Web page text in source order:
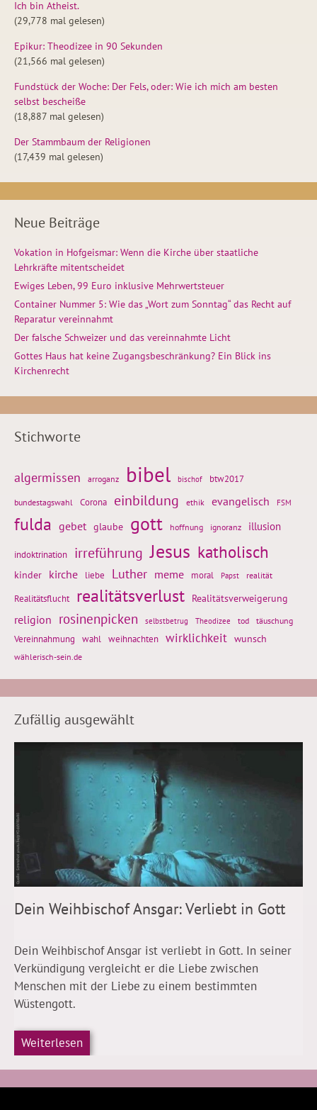
Ich bin Atheist.
(29,778 mal gelesen)
Epikur: Theodizee in 90 Sekunden
(21,566 mal gelesen)
Fundstück der Woche: Der Fels, oder: Wie ich mich am besten
selbst bescheiße
(18,887 mal gelesen)
Der Stammbaum der Religionen
(17,439 mal gelesen)
Neue Beiträge
Vokation in Hofgeismar: Wenn die Kirche über staatliche
Lehrkräfte mitentscheidet
Ewiges Leben, 99 Euro inklusive Mehrwertsteuer
Container Nummer 5: Wie das „Wort zum Sonntag“ das Recht auf
Reparatur vereinnahmt
Der falsche Schweizer und das vereinnahmte Licht
Gottes Haus hat keine Zugangsbeschränkung? Ein Blick ins
Kirchenrecht
Stichworte
algermissen arroganz bibel bischof btw2017
bundestagswahl Corona einbildung ethik evangelisch FSM
fulda gebet glaube gott hoffnung ignoranz illusion
indoktrination irreführung Jesus katholisch
kinder kirche liebe Luther meme moral Papst realität
Realitätsflucht realitätsverlust Realitätsverweigerung
religion rosinenpicken selbstbetrug Theodizee tod täuschung
Vereinnahmung wahl weihnachten wirklichkeit wunsch
wählerisch-sein.de
Zufällig ausgewählt
Dein Weihbischof Ansgar: Verliebt in Gott
Dein Weihbischof Ansgar ist verliebt in Gott. In seiner
Verkündigung vergleicht er die Liebe zwischen
Menschen mit der Liebe zu einem bestimmten
Wüstengott.
Weiterlesen